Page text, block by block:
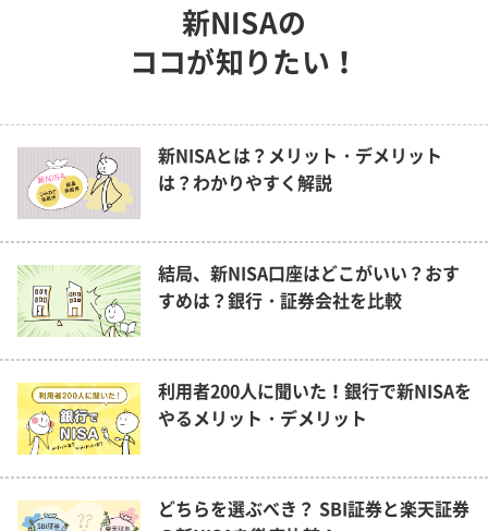
新NISAの
ココが知りたい！
新NISAとは？メリット・デメリット
は？わかりやすく解説
結局、新NISA口座はどこがいい？おす
すめは？銀行・証券会社を比較
利用者200人に聞いた！銀行で新NISAを
やるメリット・デメリット
どちらを選ぶべき？ SBI証券と楽天証券